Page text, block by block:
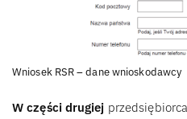
Wniosek RSR – dane wnioskodawcy
W części drugiej